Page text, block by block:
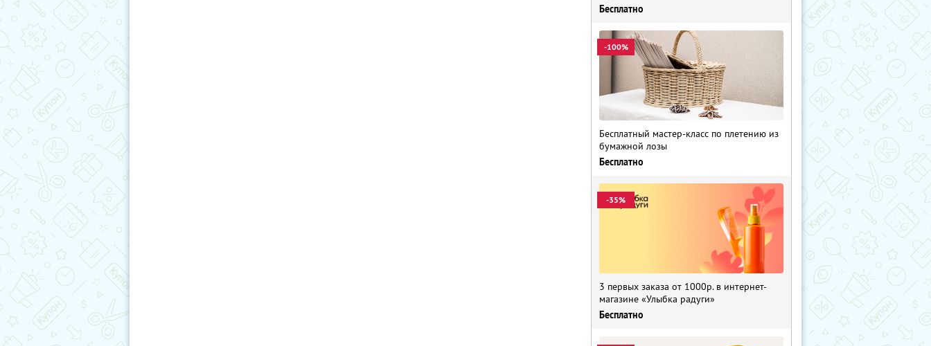
Бесплатно
-100%
Бесплатный мастер-класс по плетению из
бумажной лозы
Бесплатно
-35%
3 первых заказа от 1000р. в интернет-
магазине «Улыбка радуги»
Бесплатно